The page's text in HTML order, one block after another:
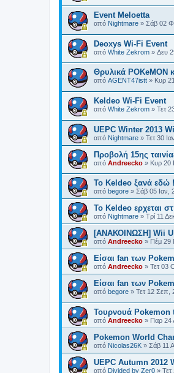
Event Meloetta
από Nightmare » Σάβ 02
Deoxys Wi-Fi Event
από White Zekrom » Δευ
Θρυλικά POKeMON
από AGENT47istt » Κυρ
Keldeo Wi-Fi Event
από White Zekrom » Τετ
UEPC Winter 2013
από Nightmare » Τετ 30
Προβολή 15ης
από Andreecko » Κυρ 20
Το Keldeo ξανά εδώ !
από begore » Σάβ 05 Ιαν,
Το Keldeo ερχεται
από Nightmare » Τρί 11
[ΑΝΑΚΟΙΝΩΣΗ] Wii
από Andreecko » Πέμ 29
Είσαι fan των
από Andreecko » Τετ 03
Είσαι fan των
από begore » Τετ 12 Σεπ,
Τουρνουά Pokemon
από Andreecko » Παρ 24
Pokemon World
από Nicolas26K » Σάβ 11
UEPC Autumn 2012
από Divided by Zer0 »